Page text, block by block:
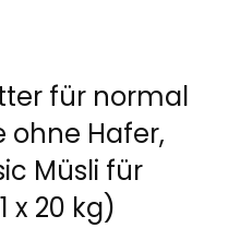
für normal
ohne Hafer,
Müsli für
x 20 kg)